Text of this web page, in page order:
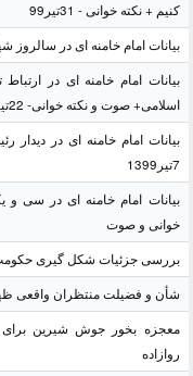
کنیم + نکته خوانی - 31تیر99
بیانات امام خامنه ای در سالروز شهادت
بیانات امام خامنه ای در
اسلامی+ صوت و نکته خوانی- 22تیر99
بیانات امام خامنه ای در
7تیر1399
بیانات امام خامنه ای در سی و
خوانی و صوت
بررسی جزئیات شکل گیری
شأن و فضیلت منتظران واقعی
معجزه بخور جوش شیرین برای
روازاده